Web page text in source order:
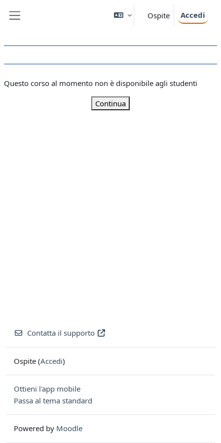
Ospite Accedi
Questo corso al momento non è disponibile agli studenti
Continua
Contatta il supporto
Ospite (Accedi)
Ottieni l'app mobile
Passa al tema standard
Powered by Moodle